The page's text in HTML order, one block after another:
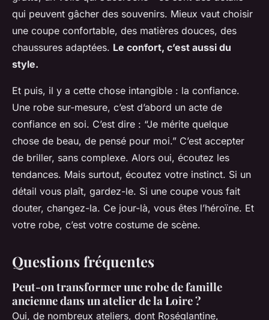
qui peuvent gâcher des souvenirs. Mieux vaut choisir
une coupe confortable, des matières douces, des
chaussures adaptées. Le confort, c’est aussi du
style.
Et puis, il y a cette chose intangible : la confiance.
Une robe sur-mesure, c’est d’abord un acte de
confiance en soi. C’est dire : “Je mérite quelque
chose de beau, de pensé pour moi.” C’est accepter
de briller, sans complexe. Alors oui, écoutez les
tendances. Mais surtout, écoutez votre instinct. Si un
détail vous plaît, gardez-le. Si une coupe vous fait
douter, changez-la. Ce jour-là, vous êtes l’héroïne. Et
votre robe, c’est votre costume de scène.
Questions fréquentes
Peut-on transformer une robe de famille
ancienne dans un atelier de la Loire ?
Oui, de nombreux ateliers, dont Roséglantine,